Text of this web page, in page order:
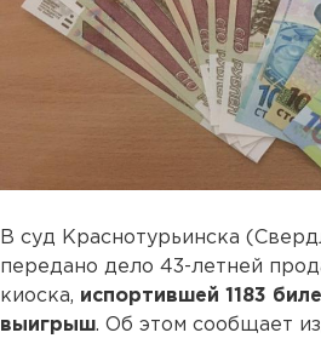
В суд Краснотурьинска
передано дело 43-летней
киоска, испортившей 1183
выигрыш. Об этом сообщает